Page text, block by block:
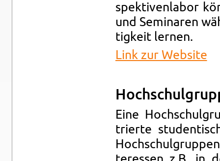
spek­ti­ven­la­bor
und Se­mi­na­ren
tig­keit ler­nen.
Link zur Web­site
Eine
trier­te